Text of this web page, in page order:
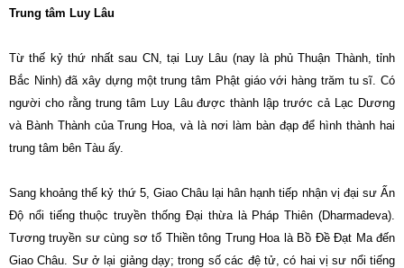
Trung tâm Luy Lâu
Từ thế kỷ thứ nhất sau CN, tại Luy Lâu (nay là phủ Thuận Thành, tỉnh
Bắc Ninh) đã xây dựng một trung tâm Phật giáo với hàng trăm tu sĩ. Có
người cho rằng trung tâm Luy Lâu được thành lập trước cả Lạc Dương
và Bành Thành của Trung Hoa, và là nơi làm bàn đạp để hình thành hai
trung tâm bên Tàu ấy.
Sang khoảng thế kỷ thứ 5, Giao Châu lại hân hạnh tiếp nhận vị đại sư Ấn
Ðộ nổi tiếng thuộc truyền thống Ðại thừa là Pháp Thiên (Dharmadeva).
Tương truyền sư cùng sơ tổ Thiền tông Trung Hoa là Bồ Ðề Ðạt Ma đến
Giao Châu. Sư ở lại giảng dạy; trong số các đệ tử, có hai vị sư nổi tiếng